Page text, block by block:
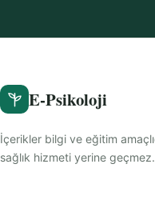
E-Psikoloji
İçerikler bilgi ve eğitim
sağlık hizmeti yerine geçmez.